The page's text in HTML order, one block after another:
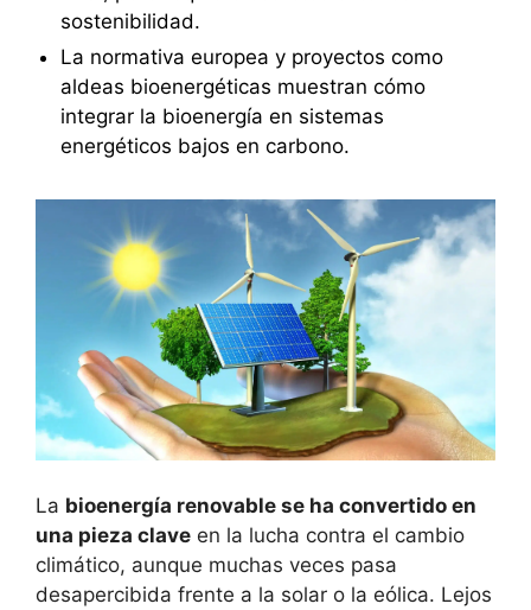
sostenibilidad.
La normativa europea y proyectos como
aldeas bioenergéticas muestran cómo
integrar la bioenergía en sistemas
energéticos bajos en carbono.
La bioenergía renovable se ha convertido en
una pieza clave en la lucha contra el cambio
climático, aunque muchas veces pasa
desapercibida frente a la solar o la eólica. Lejos